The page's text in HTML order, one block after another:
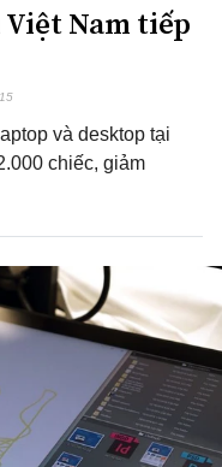
Nam tiếp
và desktop tại
chiếc, giảm